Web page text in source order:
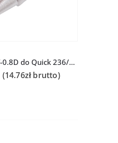
Grot Q-T-0.8D do Quick 236/706/936A/3104/3102/TS1100
(14.76złbrutto)